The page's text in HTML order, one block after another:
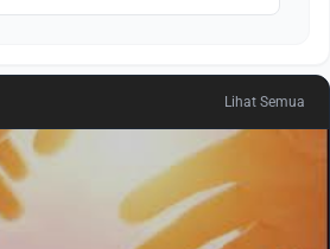
Lihat Semua